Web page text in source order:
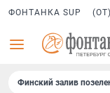
ФОНТАНКА SUP
Финский залив